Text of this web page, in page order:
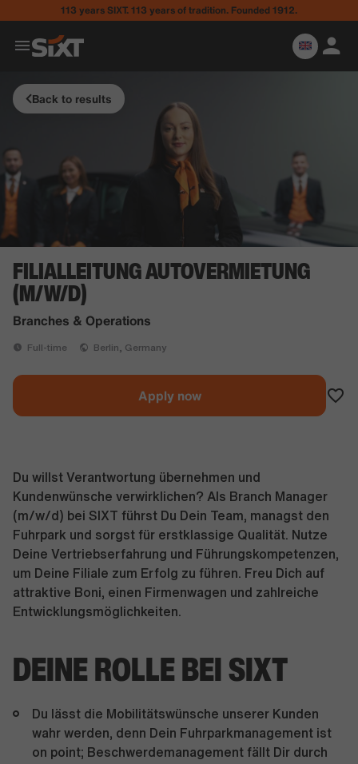
113 years SIXT. 113 years of tradition. Founded 1912.
Back to results
FILIALLEITUNG AUTOVERMIETUNG
(M/W/D)
Branches & Operations
Full-time Berlin, Germany
Apply now
Du willst Verantwortung übernehmen und
Kundenwünsche verwirklichen? Als Branch Manager
(m/w/d) bei SIXT führst Du Dein Team, managst den
Fuhrpark und sorgst für erstklassige Qualität. Nutze
Deine Vertriebserfahrung und Führungskompetenzen,
um Deine Filiale zum Erfolg zu führen. Freu Dich auf
attraktive Boni, einen Firmenwagen und zahlreiche
Entwicklungsmöglichkeiten.
DEINE ROLLE BEI SIXT
Du lässt die Mobilitätswünsche unserer Kunden
wahr werden, denn Dein Fuhrparkmanagement ist
on point; Beschwerdemanagement fällt Dir durch